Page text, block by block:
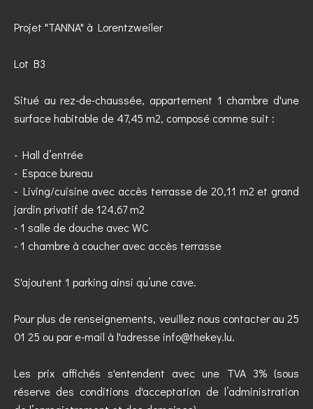
Projet "TANNA" à Lorentzweiler
Lot B3
Situé au rez-de-chaussée, appartement 1 chambre d'une
surface habitable de 47,45 m2, composé comme suit :
- Hall d’entrée
- Espace bureau
- Living/cuisine avec accès terrasse de 20,11 m2 et grand
jardin privatif de 124,67 m2
- 1 salle de douche avec WC
- 1 chambre à coucher avec accès terrasse
S'ajoutent 1 parking ainsi qu’une cave.
Pour plus de renseignements, veuillez nous contacter au 25
01 25 ou par e-mail à l'adresse info@thekey.lu.
Les prix affichés s'entendent avec une TVA 3% (sous
réserve des conditions d'acceptation de l’administration